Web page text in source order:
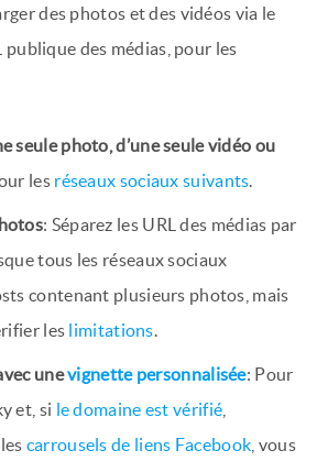
des photos et des vidéos via le
publique des médias, pour les
seule photo, d’une seule vidéo ou
les réseaux sociaux suivants
: Séparez les URL des médias par
tous les réseaux sociaux
contenant plusieurs photos, mais
les limitations
unevignette personnalisée: Pour
et, si le domaine est vérifié
carrousels de liens Facebook , vous